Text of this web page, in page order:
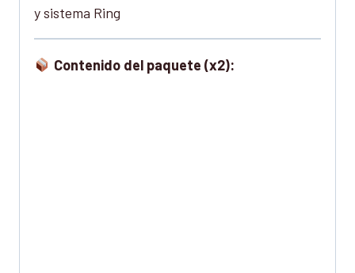
y sistema Ring
Contenido del paquete (x2):